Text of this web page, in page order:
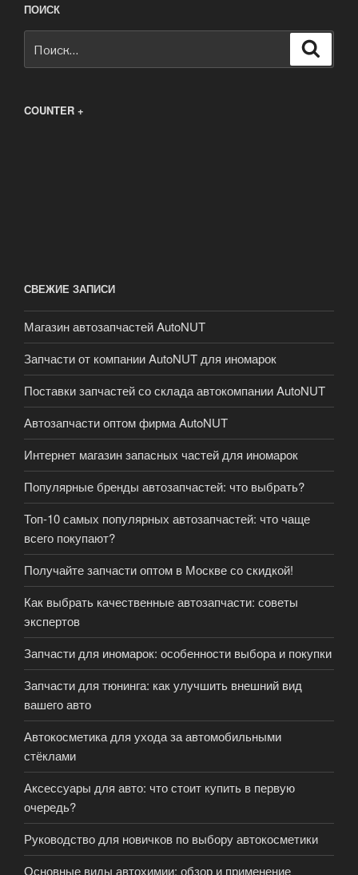
ПОИСК
COUNTER +
СВЕЖИЕ ЗАПИСИ
Магазин автозапчастей AutoNUT
Запчасти от компании AutoNUT для иномарок
Поставки запчастей со склада автокомпании AutoNUT
Автозапчасти оптом фирма AutoNUT
Интернет магазин запасных частей для иномарок
Популярные бренды автозапчастей: что выбрать?
Топ-10 самых популярных автозапчастей: что чаще
всего покупают?
Получайте запчасти оптом в Москве со скидкой!
Как выбрать качественные автозапчасти: советы
экспертов
Запчасти для иномарок: особенности выбора и покупки
Запчасти для тюнинга: как улучшить внешний вид
вашего авто
Автокосметика для ухода за автомобильными
стёклами
Аксессуары для авто: что стоит купить в первую
очередь?
Руководство для новичков по выбору автокосметики
Основные виды автохимии: обзор и применение